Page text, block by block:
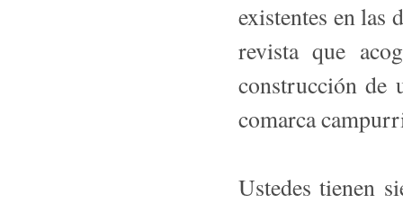
existentes en las
revista que
construcción de
comarca
Ustedes tienen